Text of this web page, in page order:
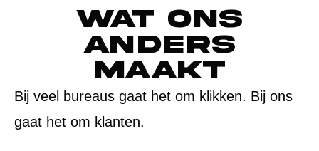
Wat ons
anders
maakt
Bij veel bureaus gaat het om klikken. Bij ons
gaat het om klanten.